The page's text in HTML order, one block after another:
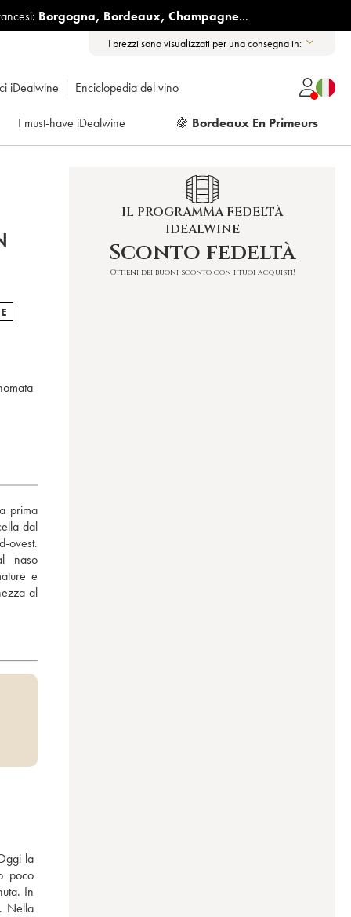
Borgogna, Bordeaux, Champagne...
I prezzi sono visualizzati per una consegna in:
iDealwine Enciclopedia del vino
I must-have iDealwine 🍇 Bordeaux En Primeurs
prima
dal
ovest.
naso
e
al
la
poco
In
Nella
IL PROGRAMMA FEDELTÀ
IDEALWINE
Sconto fedeltà
Ottieni dei buoni sconto con i tuoi acquisti!